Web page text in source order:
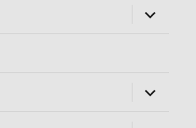
öffnen
öffnen